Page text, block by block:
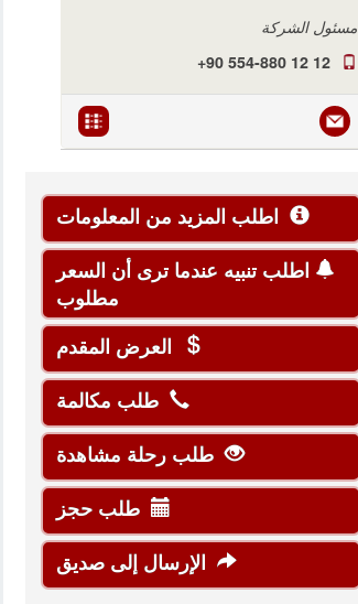
مسئول الشركة
+90 554-880 12 12
اطلب المزيد من المعلومات
اطلب تنبيه عندما ترى أن السعر
مطلوب
العرض المقدم
طلب مكالمة
طلب رحلة مشاهدة
طلب حجز
الإرسال إلى صديق